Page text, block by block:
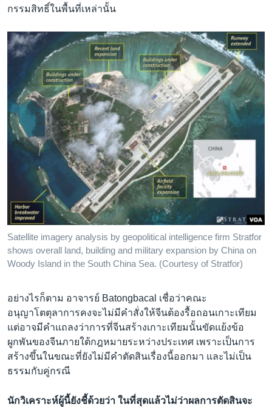
กรรมสิทธิ์ในพื้นที่เหล่านั้น
Satellite imagery analysis by geopolitical intelligence firm Stratfor
shows overall land, building and military expansion by China on
Woody Island in the South China Sea. (Courtesy of Stratfor)
อย่างไรก็ตาม อาจารย์ Batongbacal เชื่อว่าคณะ
อนุญาโตตุลาการคงจะไม่มีคำสั่งให้จีนต้องรื้อถอนเกาะเทียม
แต่อาจมีคำแถลงว่าการที่จีนสร้างเกาะเทียมนั้นขัดแย้งข้อ
ผูกพันของจีนภายใต้กฎหมายระหว่างประเทศ เพราะเป็นการ
สร้างขึ้นในขณะที่ยังไม่มีคำตัดสินเรื่องนี้ออกมา และไม่เป็น
ธรรมกับคู่กรณี
นักวิเคราะห์ผู้นี้ยังชี้ด้วยว่า ในที่สุดแล้วไม่ว่าผลการตัดสินจะ